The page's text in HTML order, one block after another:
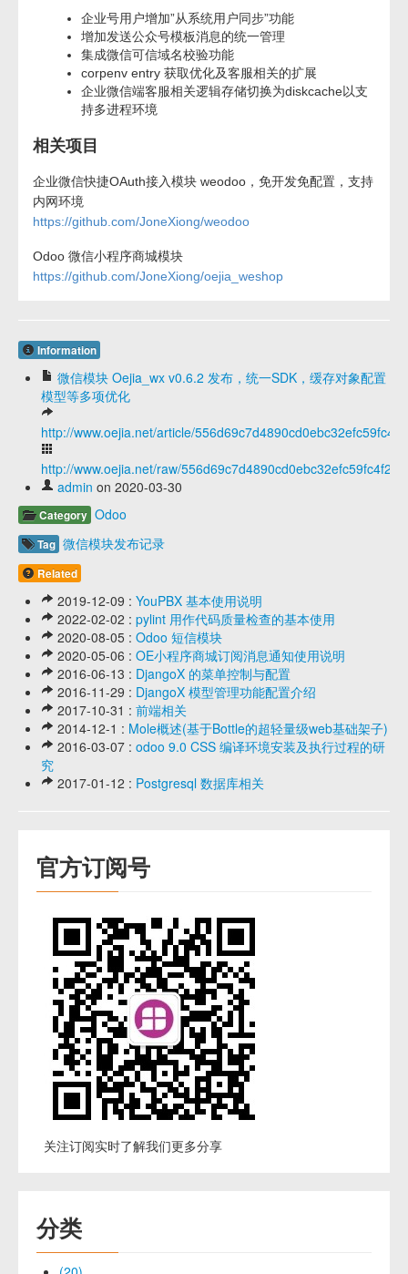
企业号用户增加”从系统用户同步”功能
增加发送公众号模板消息的统一管理
集成微信可信域名校验功能
corpenv entry 获取优化及客服相关的扩展
企业微信端客服相关逻辑存储切换为diskcache以支
持多进程环境
相关项目
企业微信快捷OAuth接入模块 weodoo，免开发免配置，支持
内网环境
https://github.com/JoneXiong/weodoo
Odoo 微信小程序商城模块
https://github.com/JoneXiong/oejia_weshop
Information
微信模块 Oejia_wx v0.6.2 发布，统一SDK，缓存对象配置
模型等多项优化
http://www.oejia.net/article/
http://www.oejia.net/raw/556d69c7d4890cd0ebc32efc59fc4f22
admin on 2020-03-30
Category Odoo
Tag 微信模块发布记录
Related
2019-12-09 : YouPBX 基本使用说明
2022-02-02 : pylint 用作代码质量检查的基本使用
2020-08-05 : Odoo 短信模块
2020-05-06 : OE小程序商城订阅消息通知使用说明
2016-06-13 : DjangoX 的菜单控制与配置
2016-11-29 : DjangoX 模型管理功能配置介绍
2017-10-31 : 前端相关
2014-12-1 : Mole概述(基于Bottle的超轻量级web基础架子)
2016-03-07 : odoo 9.0 CSS 编译环境安装及执行过程的研
究
2017-01-12 : Postgresql 数据库相关
官方订阅号
关注订阅实时了解我们更多分享
分类